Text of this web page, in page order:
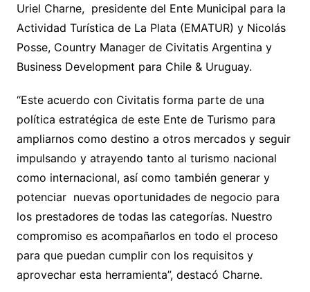
Uriel Charne, presidente del Ente Municipal para la
Actividad Turística de La Plata (EMATUR) y Nicolás
Posse, Country Manager de Civitatis Argentina y
Business Development para Chile & Uruguay.
“Este acuerdo con Civitatis forma parte de una
política estratégica de este Ente de Turismo para
ampliarnos como destino a otros mercados y seguir
impulsando y atrayendo tanto al turismo nacional
como internacional, así como también generar y
potenciar nuevas oportunidades de negocio para
los prestadores de todas las categorías. Nuestro
compromiso es acompañarlos en todo el proceso
para que puedan cumplir con los requisitos y
aprovechar esta herramienta”, destacó Charne.